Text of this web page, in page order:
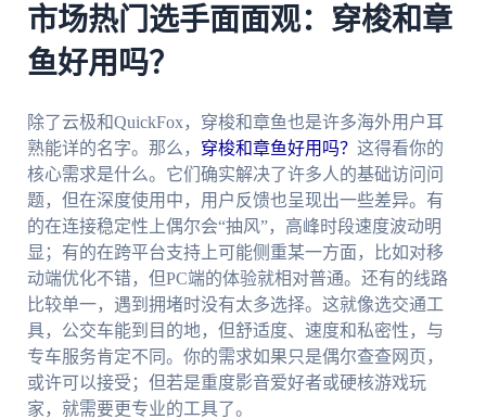
市场热门选手面面观：穿梭和章
鱼好用吗？
除了云极和QuickFox，穿梭和章鱼也是许多海外用户耳
熟能详的名字。那么， 穿梭和章鱼好用吗？ 这得看你的
核心需求是什么。它们确实解决了许多人的基础访问问
题，但在深度使用中，用户反馈也呈现出一些差异。有
的在连接稳定性上偶尔会“抽风”，高峰时段速度波动明
显；有的在跨平台支持上可能侧重某一方面，比如对移
动端优化不错，但PC端的体验就相对普通。还有的线路
比较单一，遇到拥堵时没有太多选择。这就像选交通工
具，公交车能到目的地，但舒适度、速度和私密性，与
专车服务肯定不同。你的需求如果只是偶尔查查网页，
或许可以接受；但若是重度影音爱好者或硬核游戏玩
家，就需要更专业的工具了。